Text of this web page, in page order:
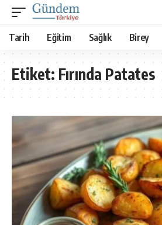
Tarih Eğitim Sağlık Birey
Etiket:Fırında Patates